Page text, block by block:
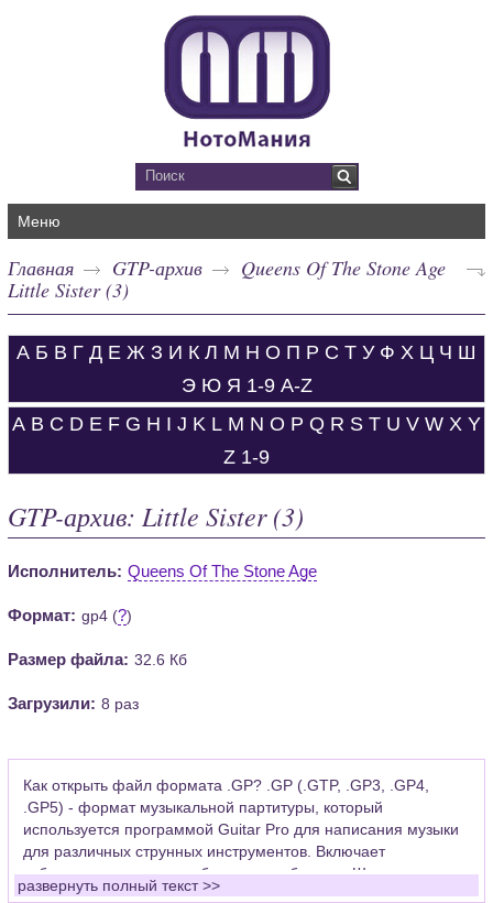
Меню
Главная GTP-архив
Queens Of The Stone Age
Little Sister (3)
А Б В Г Д Е Ж З И К Л М Н О П Р С Т У Ф Х Ц Ч Ш
Э Ю Я 1-9 A-Z
A B C D E F G H I J K L M N O P Q R S T U V W X Y
Z 1-9
GTP-архив: Little Sister (3)
Исполнитель: Queens Of The Stone Age
Формат: gp4 (?)
Размер файла: 32.6 Кб
Загрузили: 8 раз
Как открыть файл формата .GP? .GP (.GTP, .GP3, .GP4,
.GP5) - формат музыкальной партитуры, который
используется программой Guitar Pro для написания музыки
для различных струнных инструментов. Включает
табулатуры для гитары, бас-гитары, банджо. Широко
применяется для создания партитур, которые затем
развернуть полный текст >>